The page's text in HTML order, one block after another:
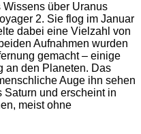
über Uranus
2. Sie flog im Januar
dabei eine Vielzahl von
Aufnahmen wurden
gemacht – einige
an den Planeten. Das
Auge ihn sehen
Saturn und erscheint in
meist ohne